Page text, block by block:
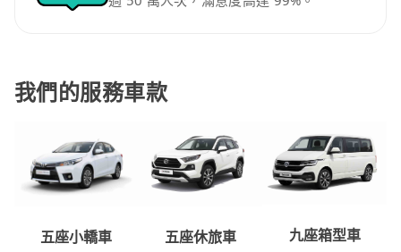
我們的服務車款
五座小轎車
五座休旅車
九座箱型車